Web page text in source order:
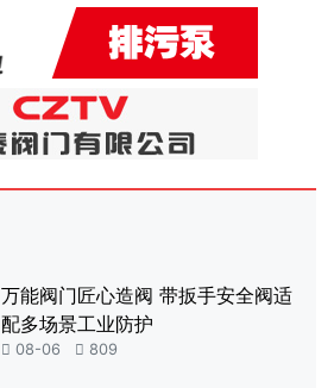
万能阀门匠心造阀 带扳手安全阀适
配多场景工业防护
 08-06  809